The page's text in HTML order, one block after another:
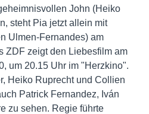
John (Heiko
steht Pia jetzt allein mit
Ulmen-Fernandes) am
ZDF zeigt den Liebesfilm am
um 20.15 Uhr im "Herzkino".
Heiko Ruprecht und Collien
Patrick Fernandez, Iván
zu sehen. Regie führte